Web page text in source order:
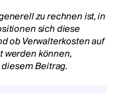
zu rechnen ist, in
sich diese
ob Verwalterkosten auf
können,
Beitrag.